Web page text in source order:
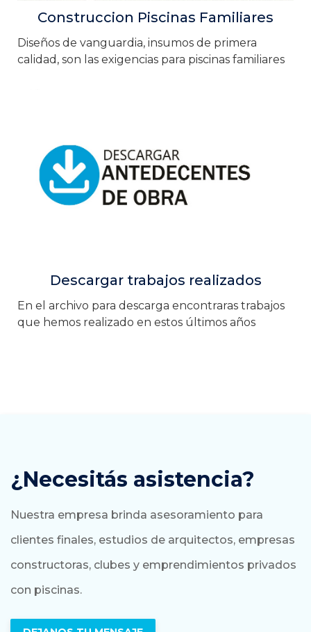
Construccion Piscinas Familiares
Diseños de vanguardia, insumos de primera
calidad, son las exigencias para piscinas familiares
Descargar trabajos realizados
En el archivo para descarga encontraras trabajos
que hemos realizado en estos últimos años
¿Necesitás asistencia?
Nuestra empresa brinda asesoramiento para
clientes finales, estudios de arquitectos, empresas
constructoras, clubes y emprendimientos privados
con piscinas.